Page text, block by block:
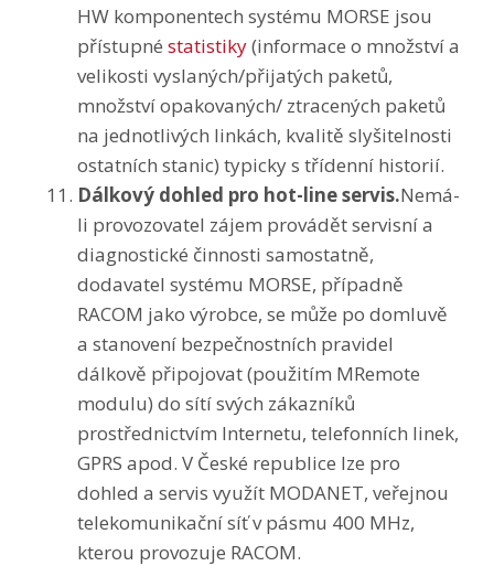
HW komponentech systému MORSE jsou
přístupné statistiky(informace o množství a
velikosti vyslaných/přijatých paketů,
množství opakovaných/ ztracených paketů
na jednotlivých linkách, kvalitě slyšitelnosti
ostatních stanic) typicky s třídenní historií.
Dálkový dohled pro hot-line servis.Nemá-
li provozovatel zájem provádět servisní a
diagnostické činnosti samostatně,
dodavatel systému MORSE, případně
RACOM jako výrobce, se může po domluvě
a stanovení bezpečnostních pravidel
dálkově připojovat (použitím MRemote
modulu) do sítí svých zákazníků
prostřednictvím Internetu, telefonních linek,
GPRS apod. V České republice lze pro
dohled a servis využít MODANET, veřejnou
telekomunikační síť v pásmu 400 MHz,
kterou provozuje RACOM.